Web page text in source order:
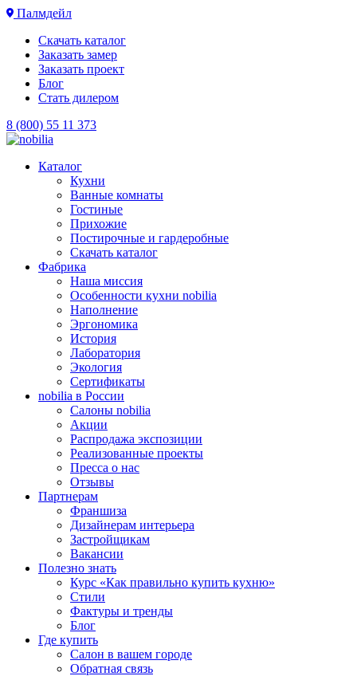
Палмдейл
Скачать каталог
Заказать замер
Заказать проект
Блог
Стать дилером
8 (800) 55 11 373
Каталог
Кухни
Ванные комнаты
Гостиные
Прихожие
Постирочные и гардеробные
Скачать каталог
Фабрика
Наша миссия
Особенности кухни nobilia
Наполнение
Эргономика
История
Лаборатория
Экология
Сертификаты
nobilia в России
Салоны nobilia
Акции
Распродажа экспозиции
Реализованные проекты
Пресса о нас
Отзывы
Партнерам
Франшиза
Дизайнерам интерьера
Застройщикам
Вакансии
Полезно знать
Курс «Как правильно купить кухню»
Cтили
Фактуры и тренды
Блог
Где купить
Салон в вашем городе
Обратная связь